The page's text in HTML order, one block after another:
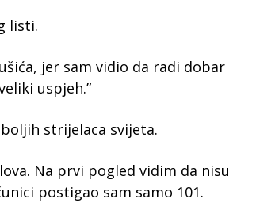
listi.
jer sam vidio da radi dobar
uspjeh.”
strijelaca svijeta.
Na prvi pogled vidim da nisu
postigao sam samo 101.